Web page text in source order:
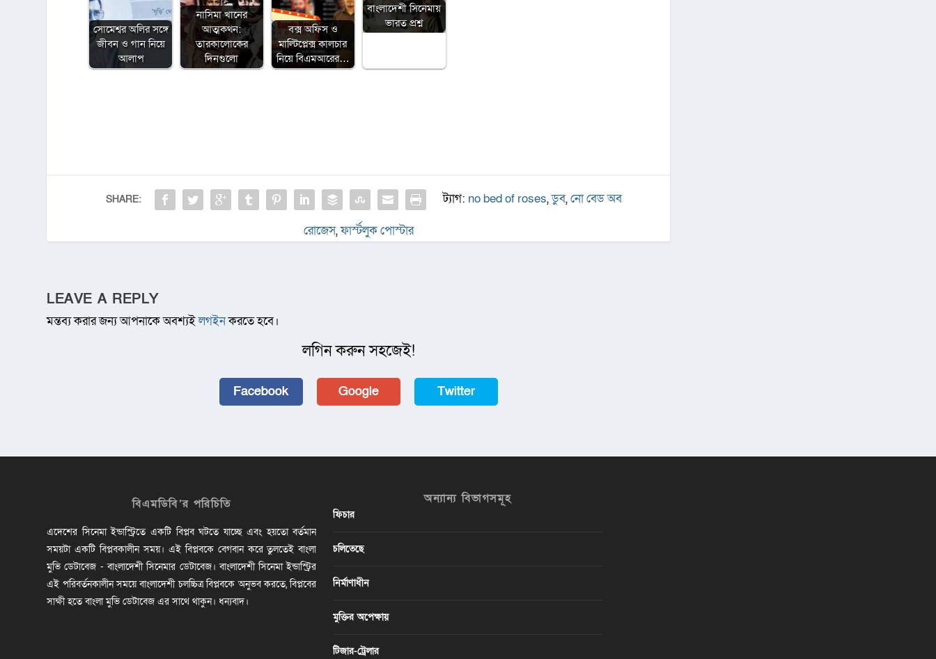
সোমেশ্বর অলির সঙ্গে
জীবন ও গান নিয়ে
আলাপ
নাসিমা খানের
আত্মকথন:
তারকালোকের
দিনগুলো
বক্স অফিস ও
মাল্টিপ্লেক্স কালচার
নিয়ে বিএমআরের…
বাংলাদেশী সিনেমায়
ভারত প্রশ্ন
SHARE: ট্যাগ: no bed of roses,ডুব,নো বেড অব
রোজেস,ফার্স্টলুক পোস্টার
LEAVE A REPLY
মন্তব্য করার জন্য আপনাকে অবশ্যইলগইনকরতে হবে।
লগিন করুন সহজেই!
Facebook Google Twitter
বিএমডিবি’র পরিচিতি
এদেশের সিনেমা ইন্ডাস্ট্রিতে একটি বিপ্লব ঘটতে যাচ্ছে এবং হয়তো বর্তমান
সময়টা একটি বিপ্লবকালীন সময়। এই বিপ্লবকে বেগবান করে তুলতেই বাংলা
মুভি ডেটাবেজ - বাংলাদেশী সিনেমার ডেটাবেজ। বাংলাদেশী সিনেমা ইন্ডাস্ট্রির
এই পরিবর্তনকালীন সময়ে বাংলাদেশী চলচ্চিত্র বিপ্লবকে অনুভব করতে, বিপ্লবের
সাক্ষী হতে বাংলা মুভি ডেটাবেজ এর সাথে থাকুন। ধন্যবাদ।
অন্যান্য বিভাগসমূহ
ফিচার
চলিতেছে
নির্মাণাধীন
মুক্তির অপেক্ষায়
টিজার-ট্রেলার